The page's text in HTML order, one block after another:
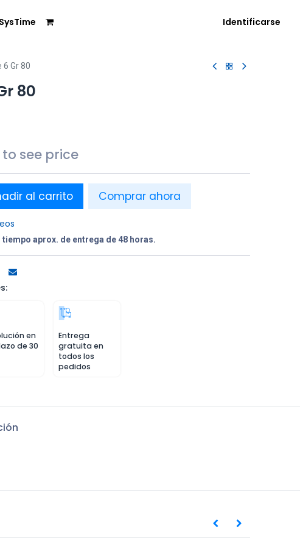
SysTime Identificarse
6 Gr 80
80
to see price
al carrito Comprar ahora
aprox. de entrega de 48 horas.
en
de 30
Entrega
gratuita en
todos los
pedidos